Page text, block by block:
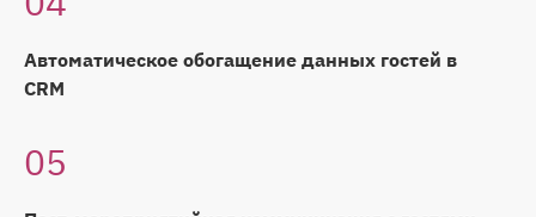
Автоматическое обогащение данных гостей в
CRM
05